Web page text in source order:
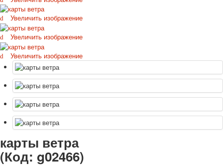
Октябрьская революция
С рождеством
Пасха
9 мая - день победы
Разные пожелания
1 сентября школа
Приглашение
Новости
Новости карточных колод
Новости открыток
О сайте
Наше видео
доставка
Увеличить изображение
Увеличить изображение
Увеличить изображение
карты ветра
(Код: g02466)